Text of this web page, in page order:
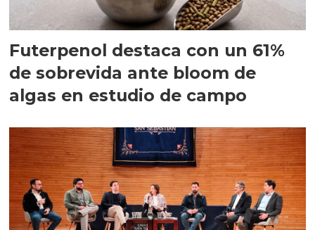
Futerpenol destaca con un 61%
de sobrevida ante bloom de
algas en estudio de campo